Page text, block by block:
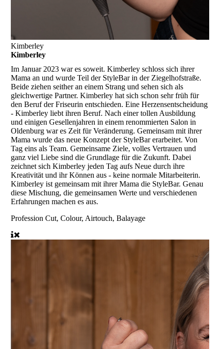
Kimberley
Kimberley
Im Januar 2023 war es soweit. Kimberley schloss sich ihrer
Mama an und wurde Teil der StyleBar in der Ziegelhofstraße.
Beide ziehen seither an einem Strang und sehen sich als
gleichwertige Partner. Kimberley hat sich schon sehr früh für
den Beruf der Friseurin entschieden. Eine Herzensentscheidung
- Kimberley liebt ihren Beruf. Nach einer tollen Ausbildung
und einigen Gesellenjahren in einem renommierten Salon in
Oldenburg war es Zeit für Veränderung. Gemeinsam mit ihrer
Mama wurde das neue Konzept der StyleBar erarbeitet. Von
Tag eins als Team. Gemeinsame Ziele, volles Vertrauen und
ganz viel Liebe sind die Grundlage für die Zukunft. Dabei
zeichnet sich Kimberley jeden Tag aufs Neue durch ihre
Kreativität und ihr Können aus - keine normale Mitarbeiterin.
Kimberley ist gemeinsam mit ihrer Mama die StyleBar. Genau
diese Mischung, die gemeinsamen Werte und verschiedenen
Erfahrungen machen es aus.
ProfessionCut, Colour, Airtouch, Balayage